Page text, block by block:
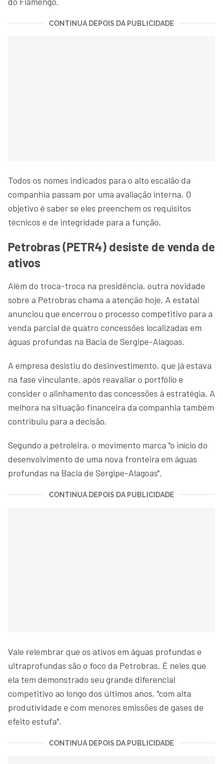
CONTINUA DEPOIS DA PUBLICIDADE
Todos os nomes indicados para o alto escalão da
companhia passam por uma avaliação interna. O
objetivo é saber se eles preenchem os requisitos
técnicos e de integridade para a função.
Petrobras (PETR4) desiste de venda de
ativos
Além do troca-troca na presidência, outra novidade
sobre a Petrobras chama a atenção hoje. A estatal
anunciou que encerrou o processo competitivo para a
venda parcial de quatro concessões localizadas em
águas profundas na Bacia de Sergipe-Alagoas.
A empresa desistiu do desinvestimento, que já estava
na fase vinculante, após reavaliar o portfólio e
consider o alinhamento das concessões à estratégia. A
melhora na situação financeira da companhia também
contribuiu para a decisão.
Segundo a petroleira, o movimento marca "o início do
desenvolvimento de uma nova fronteira em águas
profundas na Bacia de Sergipe-Alagoas".
CONTINUA DEPOIS DA PUBLICIDADE
Vale relembrar que os ativos em águas profundas e
ultraprofundas são o foco da Petrobras. É neles que
ela tem demonstrado seu grande diferencial
competitivo ao longo dos últimos anos, "com alta
produtividade e com menores emissões de gases de
efeito estufa".
CONTINUA DEPOIS DA PUBLICIDADE